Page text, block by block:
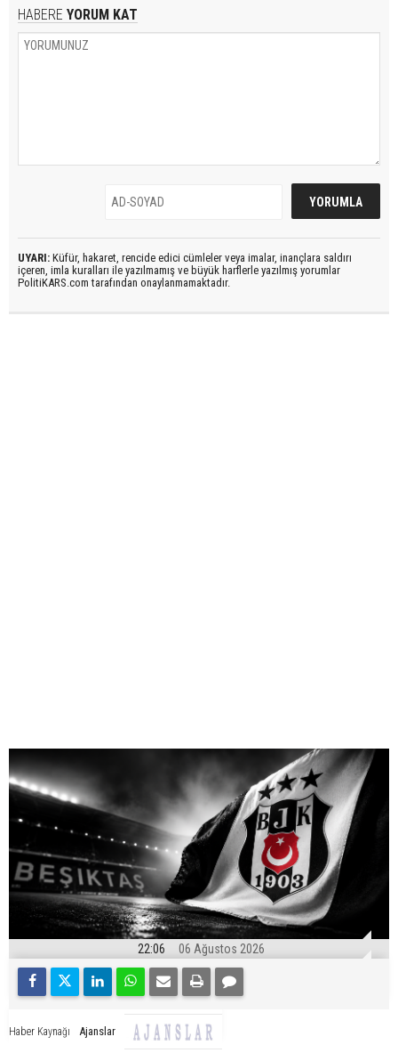
HABERE YORUM KAT
UYARI: Küfür, hakaret, rencide edici cümleler veya imalar, inançlara saldırı
içeren, imla kuralları ile yazılmamış ve büyük harflerle yazılmış yorumlar
PolitiKARS.com tarafından onaylanmamaktadır.
22:06 06 Ağustos 2026
Haber Kaynağı Ajanslar